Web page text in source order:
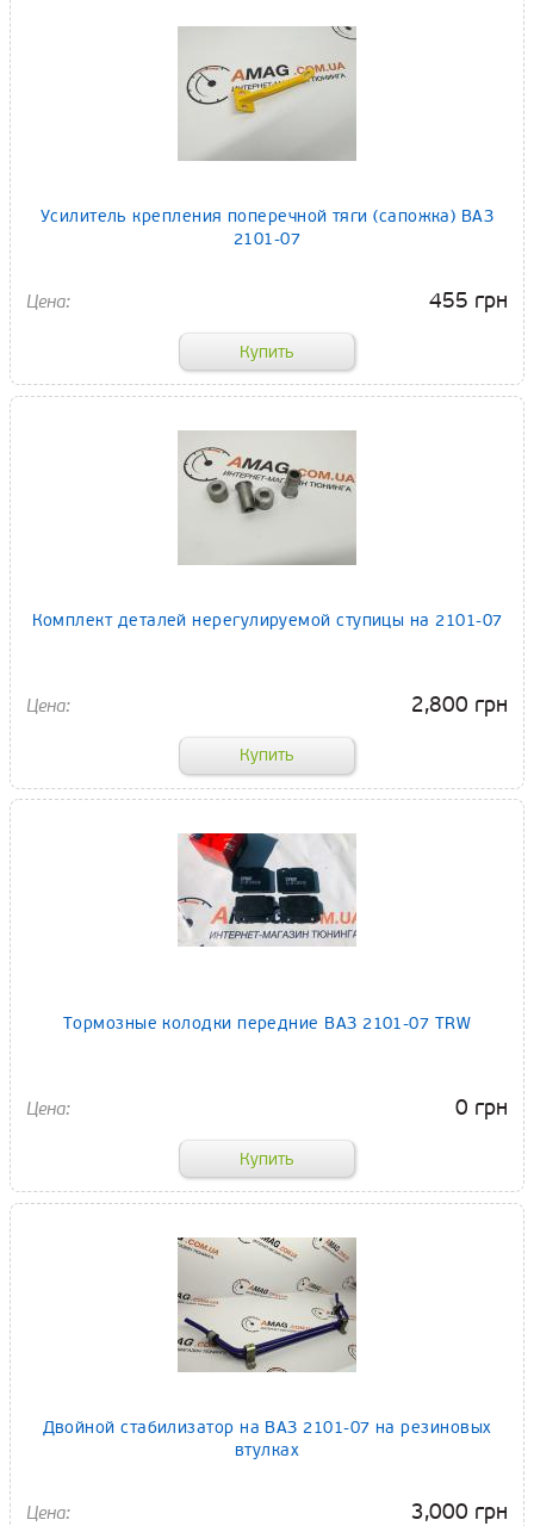
Усилитель крепления поперечной тяги (сапожка) ВАЗ
2101-07
455 грн
Комплект деталей нерегулируемой ступицы на 2101-07
2,800 грн
Тормозные колодки передние ВАЗ 2101-07 TRW
0 грн
Двойной стабилизатор на ВАЗ 2101-07 на резиновых
втулках
3,000 грн